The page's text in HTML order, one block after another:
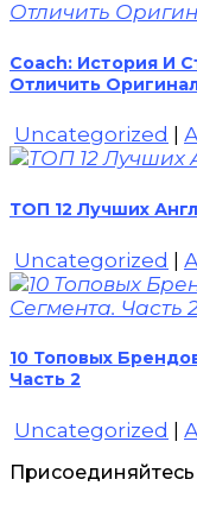
Coach: История И
Отличить
Uncategorized
ТОП 12 Лучших
Uncategorized |
10 Топовых
Часть 2
Uncategorized |
Присоединяйтесь